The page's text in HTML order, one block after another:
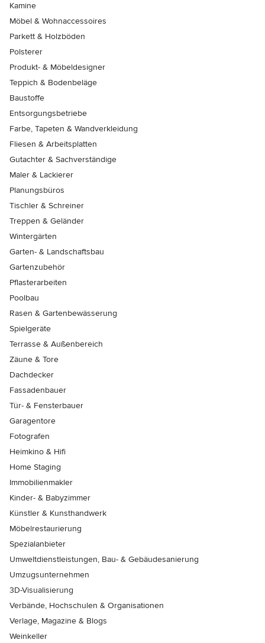
Kamine
Möbel & Wohnaccessoires
Parkett & Holzböden
Polsterer
Produkt- & Möbeldesigner
Teppich & Bodenbeläge
Baustoffe
Entsorgungsbetriebe
Farbe, Tapeten & Wandverkleidung
Fliesen & Arbeitsplatten
Gutachter & Sachverständige
Maler & Lackierer
Planungsbüros
Tischler & Schreiner
Treppen & Geländer
Wintergärten
Garten- & Landschaftsbau
Gartenzubehör
Pflasterarbeiten
Poolbau
Rasen & Gartenbewässerung
Spielgeräte
Terrasse & Außenbereich
Zäune & Tore
Dachdecker
Fassadenbauer
Tür- & Fensterbauer
Garagentore
Fotografen
Heimkino & Hifi
Home Staging
Immobilienmakler
Kinder- & Babyzimmer
Künstler & Kunsthandwerk
Möbelrestaurierung
Spezialanbieter
Umweltdienstleistungen, Bau- & Gebäudesanierung
Umzugsunternehmen
3D-Visualisierung
Verbände, Hochschulen & Organisationen
Verlage, Magazine & Blogs
Weinkeller